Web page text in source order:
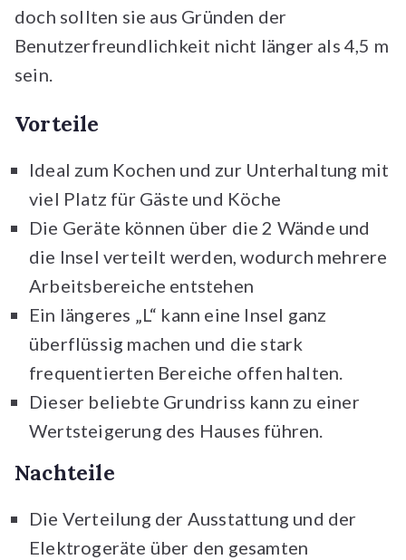
doch sollten sie aus Gründen der
Benutzerfreundlichkeit nicht länger als 4,5 m
sein.
Vorteile
Ideal zum Kochen und zur Unterhaltung mit
viel Platz für Gäste und Köche
Die Geräte können über die 2 Wände und
die Insel verteilt werden, wodurch mehrere
Arbeitsbereiche entstehen
Ein längeres „L“ kann eine Insel ganz
überflüssig machen und die stark
frequentierten Bereiche offen halten.
Dieser beliebte Grundriss kann zu einer
Wertsteigerung des Hauses führen.
Nachteile
Die Verteilung der Ausstattung und der
Elektrogeräte über den gesamten